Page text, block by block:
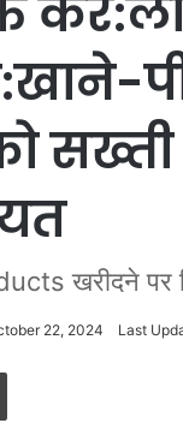
खरीदने पर
22, 2024 Last